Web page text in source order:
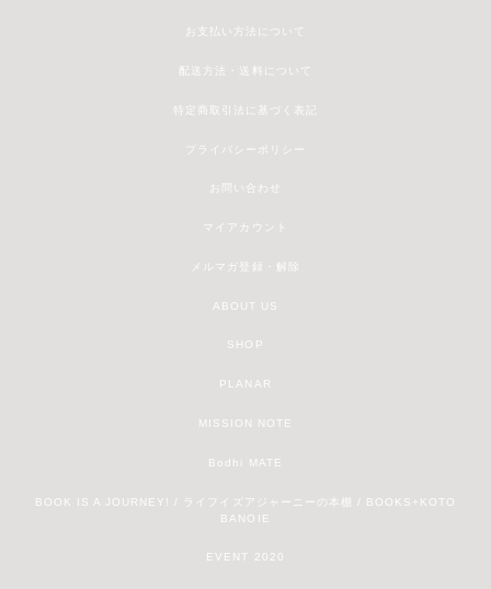
お支払い方法について
配送方法・送料について
特定商取引法に基づく表記
プライバシーポリシー
お問い合わせ
マイアカウント
メルマガ登録・解除
ABOUT US
SHOP
PLANAR
MISSION NOTE
Bodhi MATE
BOOK IS A JOURNEY! / ライフイズアジャーニーの本棚 / BOOKS+KOTO
BANOIE
EVENT 2020